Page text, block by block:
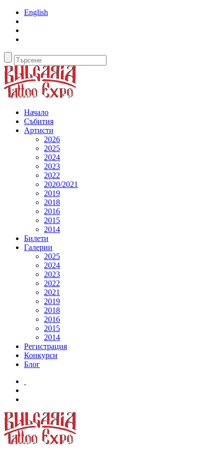
English
Начало
Събития
Артисти
2026
2025
2024
2023
2022
2020/2021
2019
2018
2016
2015
2014
Билети
Галерии
2025
2024
2023
2022
2021
2019
2018
2016
2015
2014
Регистрация
Конкурси
Блог